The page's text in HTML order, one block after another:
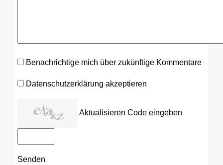
Benachrichtige mich über zukünftige Kommentare
Datenschutzerklärung akzeptieren
Aktualisieren Code eingeben
Senden